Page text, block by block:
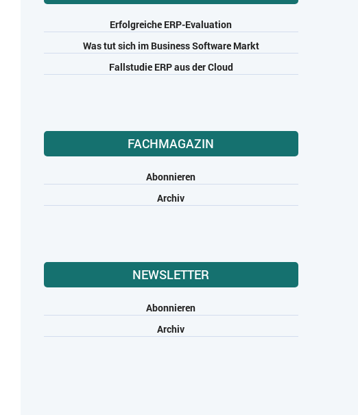
Erfolgreiche ERP-Evaluation
Was tut sich im Business Software Markt
Fallstudie ERP aus der Cloud
FACHMAGAZIN
Abonnieren
Archiv
NEWSLETTER
Abonnieren
Archiv